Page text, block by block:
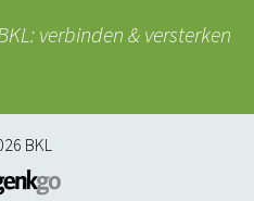
verbinden & versterken
BKL